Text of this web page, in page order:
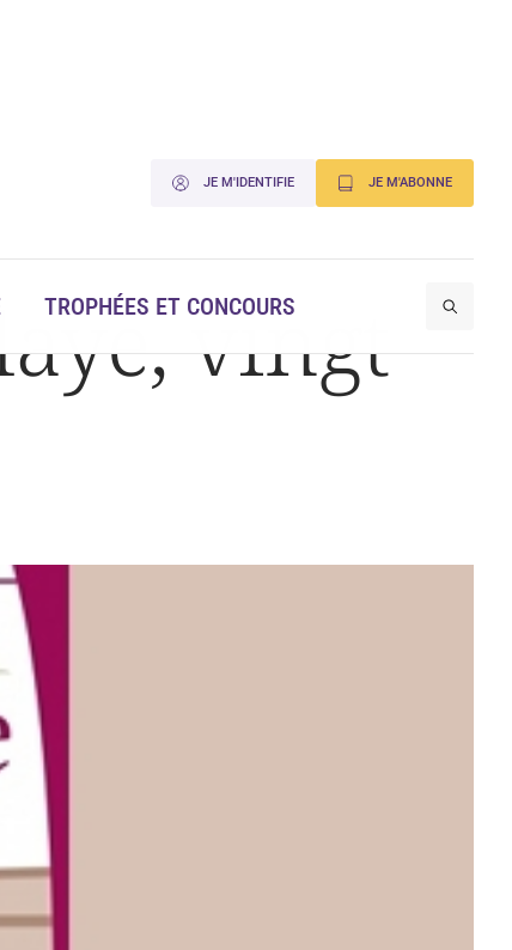
JE M'IDENTIFIE JE M'ABONNE
TROPHÉES ET CONCOURSvingt